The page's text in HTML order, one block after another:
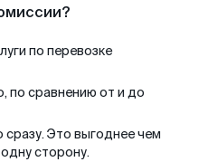
по перевозке
по сравнению от и до
сразу. Это выгоднее чем
сторону.